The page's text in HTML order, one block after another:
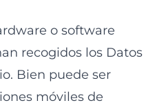
o software
recogidos los Datos
Bien puede ser
móviles de